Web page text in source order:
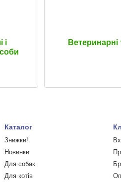
і
Ветеринарні
Каталог
Знижки!
Новинки
Для собак
Для котів